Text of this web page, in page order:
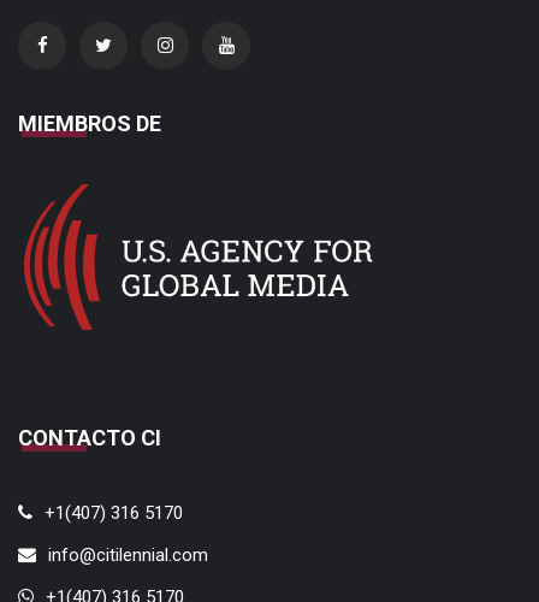
MIEMBROS DE
CONTACTO CI
+1(407) 316 5170
info@citilennial.com
+1(407) 316 5170